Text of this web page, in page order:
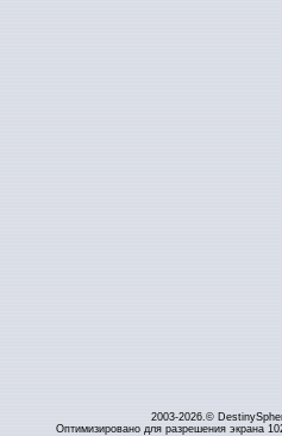
2003-2026.©
Оптимизировано для разрешения экрана